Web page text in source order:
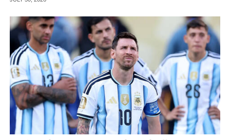
CARTOONS
LITERATURE
ZOOM
CONTACT US
റോബർട്ടോ അയാലയ്ക്കുമെതിരെ നടപടി